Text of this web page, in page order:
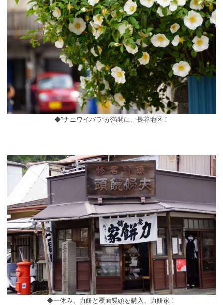
◆”ナニワイバラ”が満開に、長谷地区！
◆一休み、力餅と覆面饅頭を購入、力餅家！